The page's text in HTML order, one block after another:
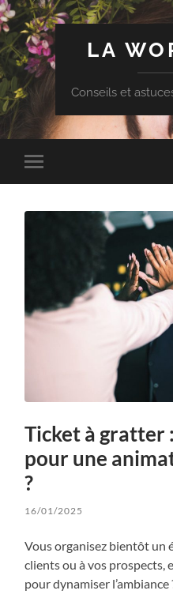
LA
Conseils et
Toggle
mobile
Ticket à gratter
pour une
?
16/01/2025
Vous organisez bientôt un
clients ou à vos prospects,
pour dynamiser